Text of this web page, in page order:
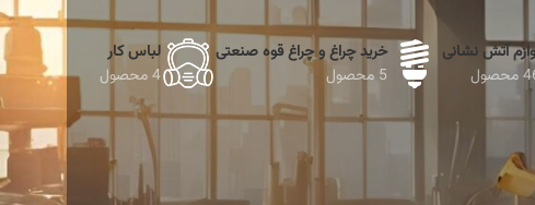
آتش نشانی
خرید چراغ و چراغ قوه صنعتی
5 محصول
لباس کار
4 محصول